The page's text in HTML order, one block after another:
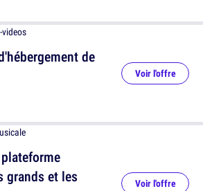
de
Voir l'offre
grands et les
Voir l'offre